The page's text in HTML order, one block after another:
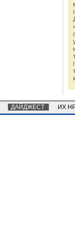
ДАЙДЖЕСТ ИХ